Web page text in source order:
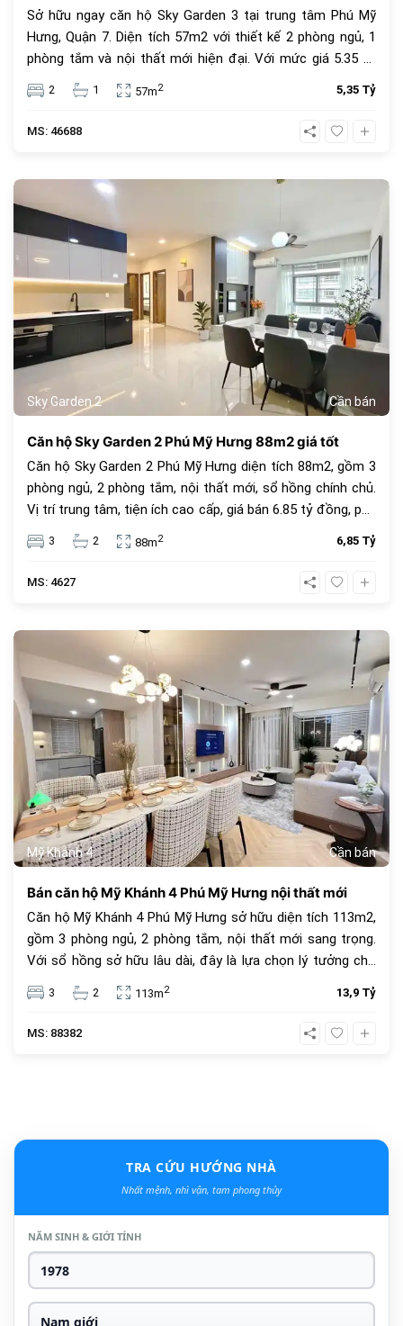
Sở hữu ngay căn hộ Sky Garden 3 tại trung tâm Phú Mỹ
Hưng, Quận 7. Diện tích 57m2 với thiết kế 2 phòng ngủ, 1
phòng tắm và nội thất mới hiện đại. Với mức giá 5.35 tỷ
đồng, đây là lựa chọn an cư lý tưởng hoặc đầu tư cho
thuê sinh lời cao trong cộng đồng văn minh.
2 1 57m2 5,35 Tỷ
MS: 46688
Sky Garden 2 Cần bán
Căn hộ Sky Garden 2 Phú Mỹ Hưng 88m2 giá tốt
Căn hộ Sky Garden 2 Phú Mỹ Hưng diện tích 88m2, gồm 3
phòng ngủ, 2 phòng tắm, nội thất mới, sổ hồng chính chủ.
Vị trí trung tâm, tiện ích cao cấp, giá bán 6.85 tỷ đồng, phù
hợp để ở hoặc đầu tư.
3 2 88m2 6,85 Tỷ
MS: 4627
Mỹ Khánh 4 Cần bán
Bán căn hộ Mỹ Khánh 4 Phú Mỹ Hưng nội thất mới
Căn hộ Mỹ Khánh 4 Phú Mỹ Hưng sở hữu diện tích 113m2,
gồm 3 phòng ngủ, 2 phòng tắm, nội thất mới sang trọng.
Với sổ hồng sở hữu lâu dài, đây là lựa chọn lý tưởng cho
an cư và đầu tư. Giá bán 13.9 tỷ đồng, vị trí trung tâm, tiện
ích đầy đủ.
3 2 113m2 13,9 Tỷ
MS: 88382
TRA CỨU HƯỚNG NHÀ
Nhất mệnh, nhì vận, tam phong thủy
NĂM SINH & GIỚI TÍNH